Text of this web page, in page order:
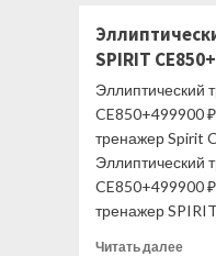
SPIRIT
Эллиптический
CE850+499900
тренажер Spirit
Эллиптический
CE850+499900
тренажер
Читать далее